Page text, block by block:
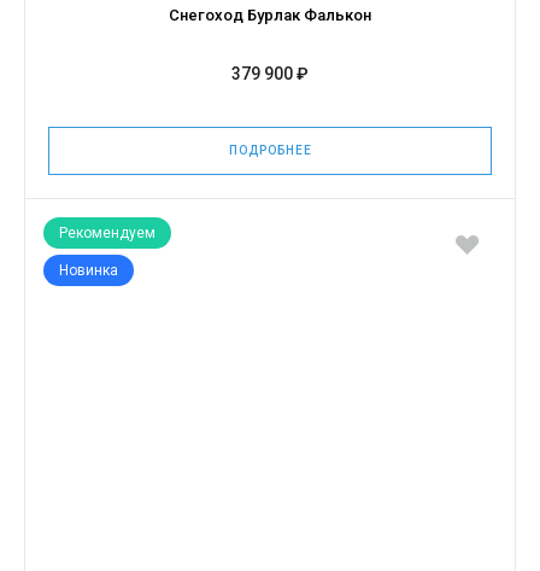
Снегоход Бурлак Фалькон
379 900 ₽
ПОДРОБНЕЕ
Рекомендуем
Новинка